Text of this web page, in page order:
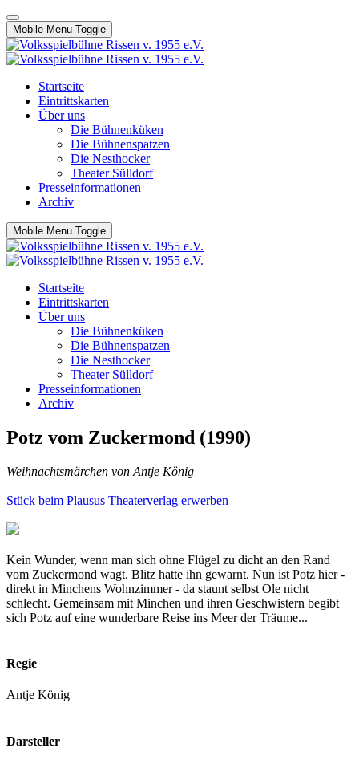
Mobile Menu Toggle
Startseite
Eintrittskarten
Über uns
Die Bühnenküken
Die Bühnenspatzen
Die Nesthocker
Theater Sülldorf
Presseinformationen
Archiv
Mobile Menu Toggle
Startseite
Eintrittskarten
Über uns
Die Bühnenküken
Die Bühnenspatzen
Die Nesthocker
Theater Sülldorf
Presseinformationen
Archiv
Potz vom Zuckermond (1990)
Weihnachtsmärchen von Antje König
Stück beim Plausus Theaterverlag erwerben
Kein Wunder, wenn man sich ohne Flügel zu dicht an den Rand
vom Zuckermond wagt. Blitz hatte ihn gewarnt. Nun ist Potz hier -
direkt in Minchens Wohnzimmer - da staunt selbst Ole nicht
schlecht. Gemeinsam mit Minchen und ihren Geschwistern begibt
sich Potz auf eine wunderbare Reise ins Meer der Träume...
Regie
Antje König
Darsteller